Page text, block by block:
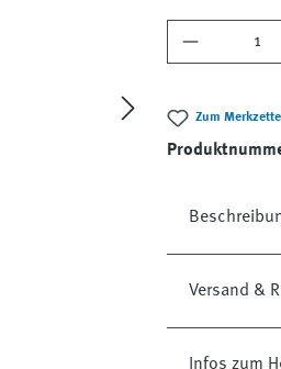
Produkt
Zum
Versand &
Infos zum